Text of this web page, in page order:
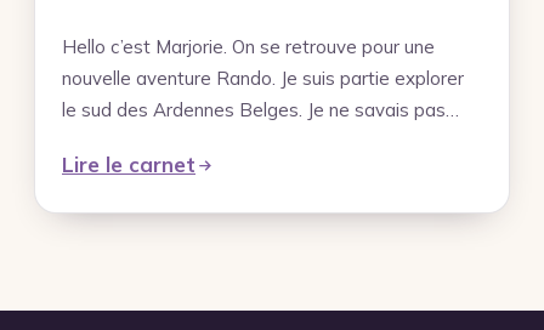
Hello c’est Marjorie. On se retrouve pour une
nouvelle aventure Rando. Je suis partie explorer
le sud des Ardennes Belges. Je ne savais pas…
Lire le carnet